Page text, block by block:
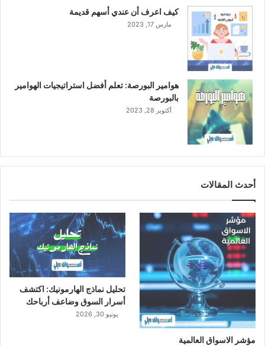
كيف اعرف أن عندي أسهم قديمة
مارس 17, 2023
هوامير البورصة: تعلم أفضل استراتيجيات الهوامير
بالبورصة
أكتوبر 28, 2023
أحدث المقالات
مؤشر الاسواق العالمية
تحليل نماذج الهارمونيك: اكتشف
أسرار السوق وضاعف أرباحك
يونيو 30, 2026